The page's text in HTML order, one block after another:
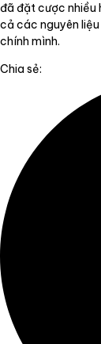
đã đặt cược nhiều
cả các nguyên
chính mình.
Chia sẻ: